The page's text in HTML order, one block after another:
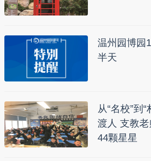
温州园博园
半天
从“名校”到
渡人 支教
44颗星星